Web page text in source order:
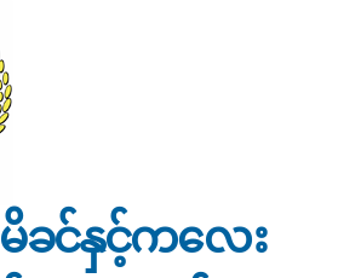
မိခင်နှင့်ကလေး